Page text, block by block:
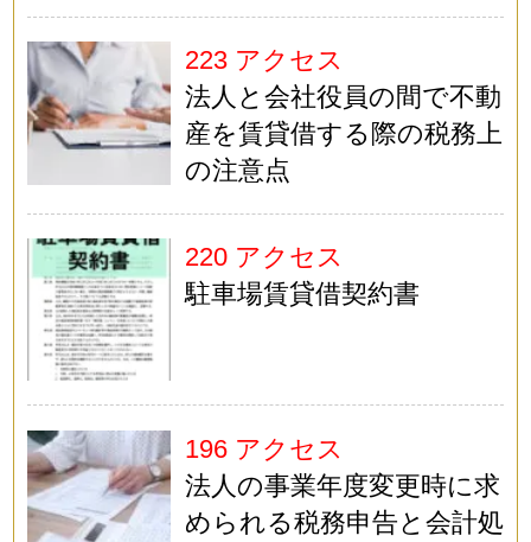
223 アクセス
法人と会社役員の間で不動
産を賃貸借する際の税務上
の注意点
220 アクセス
駐車場賃貸借契約書
196 アクセス
法人の事業年度変更時に求
められる税務申告と会計処